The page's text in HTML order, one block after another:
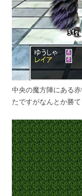
中央の魔方陣にある
たですがなんとか勝て